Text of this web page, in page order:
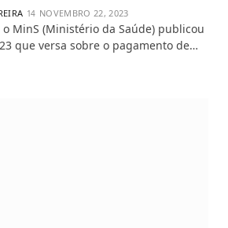
NOVEMBRO 22, 2023
MinS (Ministério da Saúde) publicou
que versa sobre o pagamento de…